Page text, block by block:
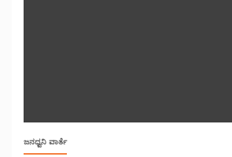
ಜನಧ್ವನಿ ವಾರ್ತೆ